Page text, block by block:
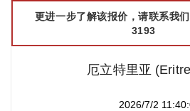
更进一步了解该报价，请联系我
3193
厄立特里亚
2026/7/2